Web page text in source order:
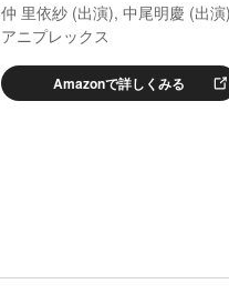
仲 里依紗 (出演), 中尾明慶 (出
アニプレックス
Amazonで詳しくみる